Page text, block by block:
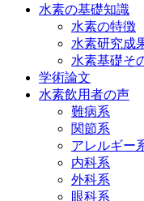
水素の基礎知識
水素の特徴
水素研究成
水素基礎そ
学術論文
水素飲用者の声
難病系
関節系
アレルギー
内科系
外科系
眼科系